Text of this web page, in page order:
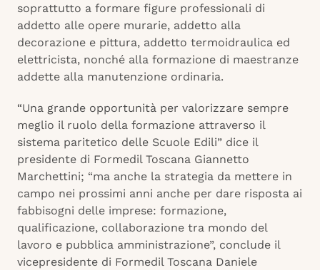
soprattutto a formare figure professionali di
addetto alle opere murarie, addetto alla
decorazione e pittura, addetto termoidraulica ed
elettricista, nonché alla formazione di maestranze
addette alla manutenzione ordinaria.
“Una grande opportunità per valorizzare sempre
meglio il ruolo della formazione attraverso il
sistema paritetico delle Scuole Edili” dice il
presidente di Formedil Toscana Giannetto
Marchettini; “ma anche la strategia da mettere in
campo nei prossimi anni anche per dare risposta ai
fabbisogni delle imprese: formazione,
qualificazione, collaborazione tra mondo del
lavoro e pubblica amministrazione”, conclude il
vicepresidente di Formedil Toscana Daniele